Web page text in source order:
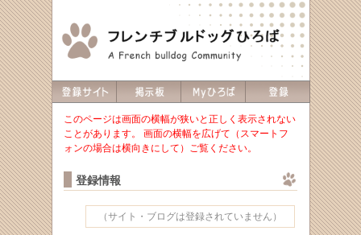
このページは画面の横幅が狭いと正しく表示されない
ことがあります。 画面の横幅を広げて（スマートフ
ォンの場合は横向きにして）ご覧ください。
登録情報
（サイト・ブログは登録されていません）